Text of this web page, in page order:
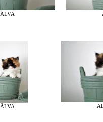
ÄLVA
ÄLVA